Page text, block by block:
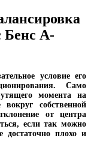
Бенс А-
условие его
Само
момента на
собственной
от центра
если так можно
достаточно плохо и